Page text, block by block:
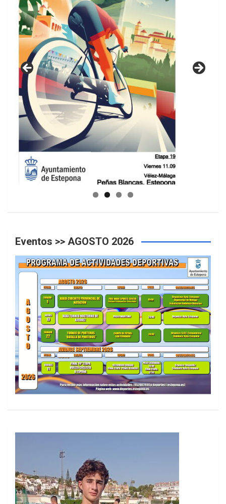
GUIA DE INSTALACIONES DEPORTIVAS
Eventos >> AGOSTO 2026